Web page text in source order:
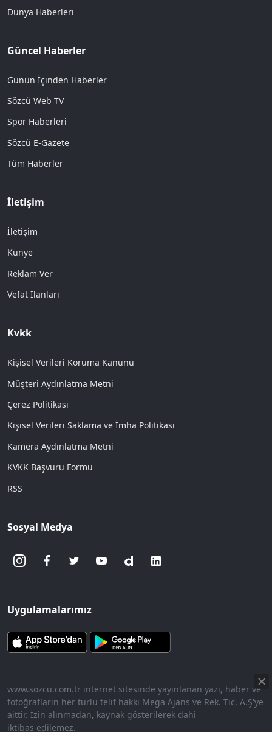
Dünya Haberleri
Güncel Haberler
Günün İçinden Haberler
Sözcü Web TV
Spor Haberleri
Sözcü E-Gazete
Tüm Haberler
İletişim
İletişim
Künye
Reklam Ver
Vefat İlanları
Kvkk
Kişisel Verileri Koruma Kanunu
Müşteri Aydınlatma Metni
Çerez Politikası
Kişisel Verileri Saklama ve İmha Politikası
Kamera Aydınlatma Metni
KVKK Başvuru Formu
RSS
Sosyal Medya
Uygulamalarımız
www.sozcu.com.tr internet sitesinde yayınlanan yazı, haber ve
fotoğrafların her türlü telif hakkı Mega Ajans ve Rek. Tic. A.Ş'ye
aittir. İzin alınmadan, kaynak gösterilerek dahi
iktibas edilemez.